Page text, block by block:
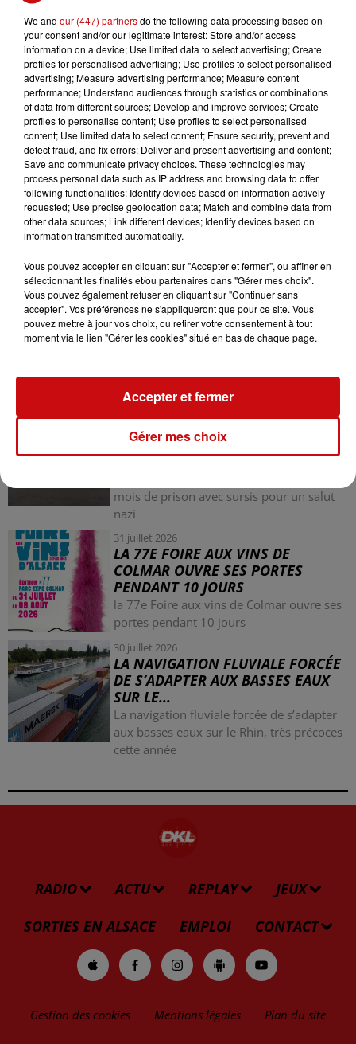
concentration et une justesse tout de suite. On essaye
vraiment de donner la place à tout le monde, on évite le
starisme et on essaye de faire que ça vive, que ça vive, que
ça vive."
"SPRETZIGI ZITTA !" à l'affiche du 6 au 28 avril au théâtre
municipal de Guebwiller avec le TAG.
Pascal Kury
TAG DIDIER FOECHTERLEN
MULHOUSE : UN HOMME
CONDAMNÉ À TROIS MOIS DE
PRISON AVEC SURSIS...
mois de prison avec sursis pour un salut
nazi
31 juillet 2026
LA 77E FOIRE AUX VINS DE
COLMAR OUVRE SES PORTES
PENDANT 10 JOURS
la 77e Foire aux vins de Colmar ouvre ses
portes pendant 10 jours
30 juillet 2026
LA NAVIGATION FLUVIALE FORCÉE
DE S’ADAPTER AUX BASSES EAUX
SUR LE...
La navigation fluviale forcée de s’adapter
aux basses eaux sur le Rhin, très précoces
cette année
RADIO ACTU REPLAY
JEUX
SORTIES EN ALSACE
EMPLOI CONTACT
Gestion des cookies Mentions légales Plan du site
We and our (447) partnersdo the following data processing based on
your consent and/or our legitimate interest: Store and/or access
information on a device; Use limited data to select advertising; Create
profiles for personalised advertising; Use profiles to select personalised
advertising; Measure advertising performance; Measure content
performance; Understand audiences through statistics or combinations
of data from different sources; Develop and improve services; Create
profiles to personalise content; Use profiles to select personalised
content; Use limited data to select content; Ensure security, prevent and
detect fraud, and fix errors; Deliver and present advertising and content;
Save and communicate privacy choices. These technologies may
process personal data such as IP address and browsing data to offer
following functionalities: Identify devices based on information actively
requested; Use precise geolocation data; Match and combine data from
other data sources; Link different devices; Identify devices based on
information transmitted automatically.
Vous pouvez accepter en cliquant sur "Accepter et fermer", ou affiner en
sélectionnant les finalités et/ou partenaires dans "Gérer mes choix".
Vous pouvez également refuser en cliquant sur "Continuer sans
accepter". Vos préférences ne s'appliqueront que pour ce site. Vous
pouvez mettre à jour vos choix, ou retirer votre consentement à tout
moment via le lien "Gérer les cookies" situé en bas de chaque page.
Gérer mes choix
Accepter et fermer